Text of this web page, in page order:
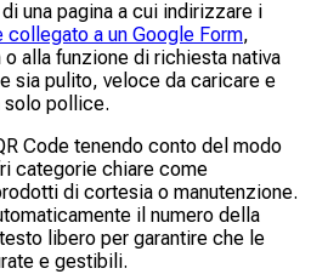
una pagina a cui indirizzare i
collegato a un Google Form,
alla funzione di richiesta nativa
sia pulito, veloce da caricare e
solo pollice.
Code tenendo conto del modo
categorie chiare come
di cortesia o manutenzione.
il numero della
libero per garantire che le
e gestibili.